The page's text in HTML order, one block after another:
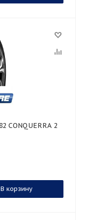
В корзину